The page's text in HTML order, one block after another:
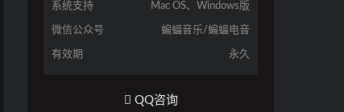
系统支持 Mac OS、Windows版
微信公众号 蝙蝠音乐/蝙蝠电音
有效期 永久
QQ咨询